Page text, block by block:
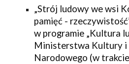
„Strój ludowy we wsi
pamięć -
w programie „Kultura
Ministerstwa Kultury i
Narodowego (w